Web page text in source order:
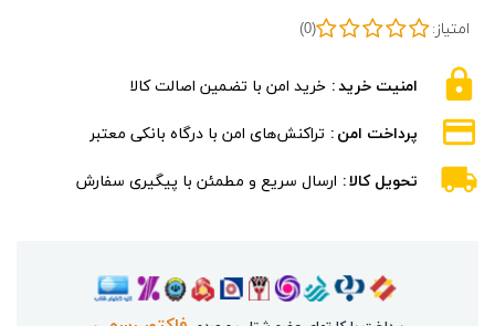
امتیاز: (0)
امنیت خرید خرید امن با تضمین اصالت کالا
پرداخت امن تراکنش‌های امن با درگاه بانکی معتبر
تحویل کالا ارسال سریع و مطمئن با پیگیری سفارش